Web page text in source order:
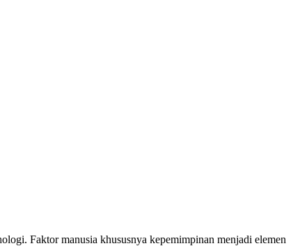
Faktor manusia khususnya kepemimpinan menjadi elemen